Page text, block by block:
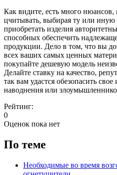
Как видите, есть много нюансов,
цчитывать, выбирая ту или
приобретать изделия
способных обеспечить
продукции. Дело в том, что вы
всех ваших самых ценных
покупайте дешевую модель
Делайте ставку на качество,
так вам удастся обезопасить
наводнения или
Рейтинг:
0
Оценок пока нет
По теме
Необходимые во время